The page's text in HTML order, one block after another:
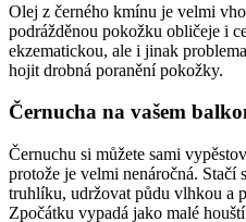
Olej z černého kmínu je velmi
podrážděnou pokožku obličeje i
ekzematickou, ale i jinak
hojit drobná poranění pokožky.
Černucha na vašem
Černuchu si můžete sami
protože je velmi nenáročná. Stačí
truhlíku, udržovat půdu vlhkou a
Zpočátku vypadá jako malé